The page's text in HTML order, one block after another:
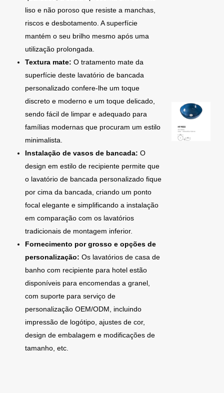
liso e não poroso que resiste a manchas,
riscos e desbotamento. A superfície
mantém o seu brilho mesmo após uma
utilização prolongada.
Textura mate: O tratamento mate da
superfície deste lavatório de bancada
personalizado confere-lhe um toque
discreto e moderno e um toque delicado,
sendo fácil de limpar e adequado para
famílias modernas que procuram um estilo
minimalista.
Instalação de vasos de bancada: O
design em estilo de recipiente permite que
o lavatório de bancada personalizado fique
por cima da bancada, criando um ponto
focal elegante e simplificando a instalação
em comparação com os lavatórios
tradicionais de montagem inferior.
Fornecimento por grosso e opções de
personalização: Os lavatórios de casa de
banho com recipiente para hotel estão
disponíveis para encomendas a granel,
com suporte para serviço de
personalização OEM/ODM, incluindo
impressão de logótipo, ajustes de cor,
design de embalagem e modificações de
tamanho, etc.